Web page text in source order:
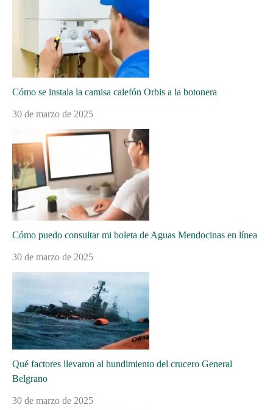
Cómo se instala la camisa calefón Orbis a la botonera
30 de marzo de 2025
Cómo puedo consultar mi boleta de Aguas Mendocinas en línea
30 de marzo de 2025
Qué factores llevaron al hundimiento del crucero General
Belgrano
30 de marzo de 2025